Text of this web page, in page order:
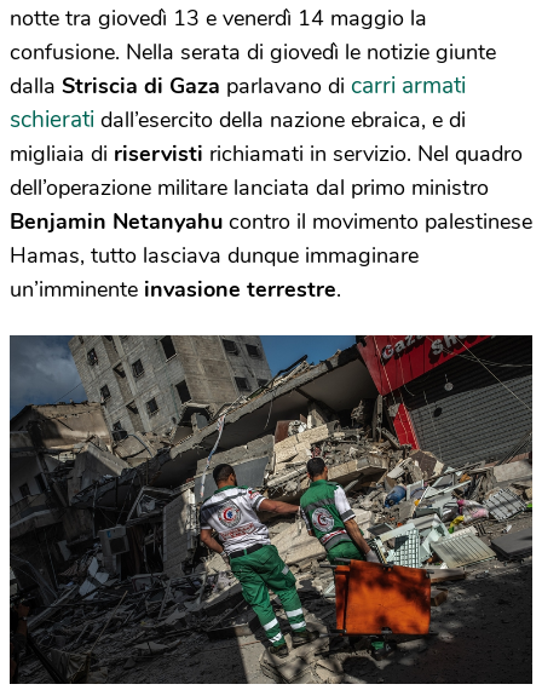
notte tra giovedì 13 e venerdì 14 maggio la
confusione. Nella serata di giovedì le notizie giunte
dalla Striscia di Gaza parlavano di carri armati
schierati dall’esercito della nazione ebraica, e di
migliaia di riservisti richiamati in servizio. Nel quadro
dell’operazione militare lanciata dal primo ministro
Benjamin Netanyahu contro il movimento palestinese
Hamas, tutto lasciava dunque immaginare
un’imminente invasione terrestre.